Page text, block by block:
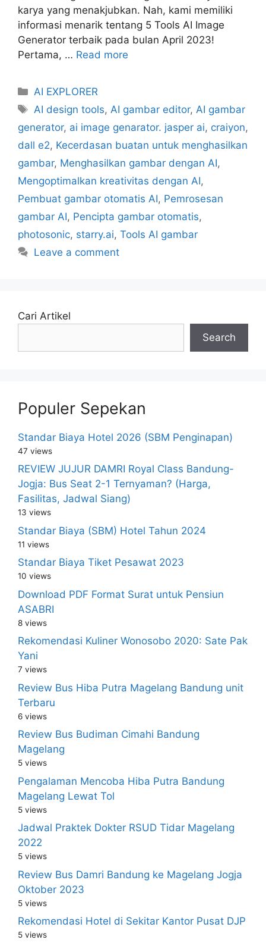
karya yang menakjubkan. Nah, kami memiliki
informasi menarik tentang 5 Tools AI Image
Generator terbaik pada bulan April 2023!
Pertama, … Read more
Categories
AI EXPLORER
Tags
AI design tools, AI gambar editor, AI gambar
generator, ai image genarator. jasper ai, craiyon,
dall e2, Kecerdasan buatan untuk menghasilkan
gambar, Menghasilkan gambar dengan AI,
Mengoptimalkan kreativitas dengan AI,
Pembuat gambar otomatis AI, Pemrosesan
gambar AI, Pencipta gambar otomatis,
photosonic, starry.ai, Tools AI gambar
Leave a comment
Cari Artikel
Search
Populer Sepekan
Standar Biaya Hotel 2026 (SBM Penginapan)
47 views
REVIEW JUJUR DAMRI Royal Class Bandung-
Jogja: Bus Seat 2-1 Ternyaman? (Harga,
Fasilitas, Jadwal Siang)
13 views
Standar Biaya (SBM) Hotel Tahun 2024
11 views
Standar Biaya Tiket Pesawat 2023
10 views
Download PDF Format Surat untuk Pensiun
ASABRI
8 views
Rekomendasi Kuliner Wonosobo 2020: Sate Pak
Yani
7 views
Review Bus Hiba Putra Magelang Bandung unit
Terbaru
6 views
Review Bus Budiman Cimahi Bandung
Magelang
5 views
Pengalaman Mencoba Hiba Putra Bandung
Magelang Lewat Tol
5 views
Jadwal Praktek Dokter RSUD Tidar Magelang
2022
5 views
Review Bus Damri Bandung ke Magelang Jogja
Oktober 2023
5 views
Rekomendasi Hotel di Sekitar Kantor Pusat DJP
5 views